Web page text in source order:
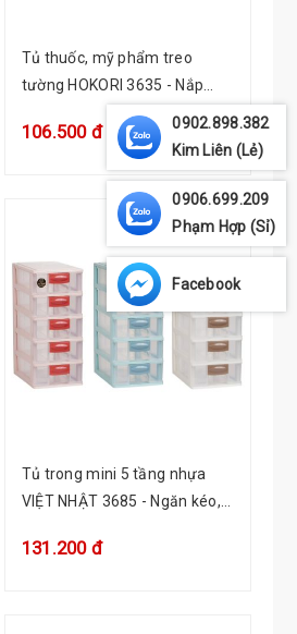
Tủ thuốc, mỹ phẩm treo
tường HOKORI 3635 - Nắp
trong, kèm miếng dán
106.500 đ
Tủ trong mini 5 tầng nhựa
VIỆT NHẬT 3685 - Ngăn kéo,
131.200 đ
0902.898.382
Kim Liên (Lẻ)
0906.699.209
Phạm Hợp (Sỉ)
Facebook